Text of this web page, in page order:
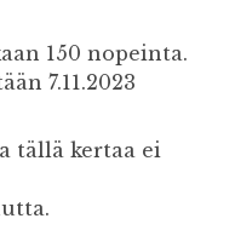
150 nopeinta.
7.11.2023
tällä kertaa ei